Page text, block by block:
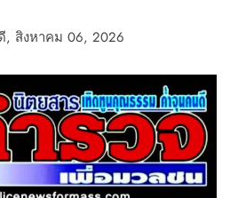
, สิงหาคม 06, 2026